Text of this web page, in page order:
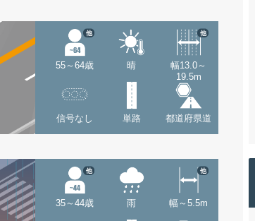
55～64歳
他
晴
幅13.0～
19.5m
他
信号なし 単路 都道府県道
35～44歳
他
雨 幅～5.5m
他